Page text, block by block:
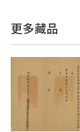
更多藏品